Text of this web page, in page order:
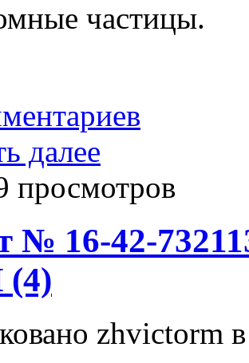
частицы.
далее
просмотров
№ 16-42-
zhvictorm